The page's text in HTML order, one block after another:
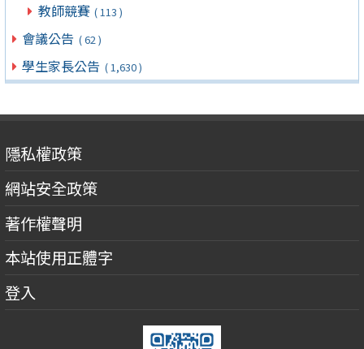
教師競賽 ( 113 )
會議公告 ( 62 )
學生家長公告 ( 1,630 )
隱私權政策
網站安全政策
著作權聲明
本站使用正體字
登入